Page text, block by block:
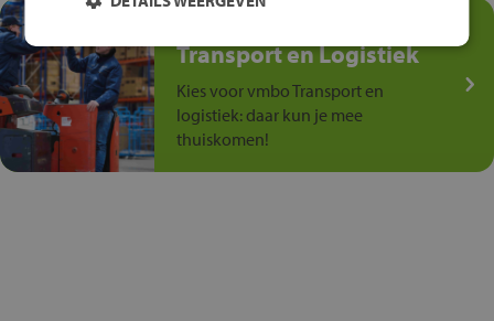
Transport en Logistiek
Kies voor vmbo Transport en
logistiek: daar kun je mee
thuiskomen!